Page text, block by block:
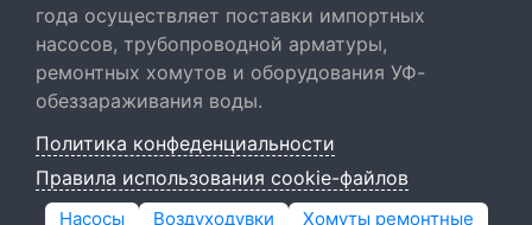
года осуществляет поставки импортных
насосов, трубопроводной арматуры,
ремонтных хомутов и оборудования УФ-
обеззараживания воды.
Политика конфеденциальности
Правила использования cookie-файлов
Насосы Воздуходувки Хомуты ремонтные